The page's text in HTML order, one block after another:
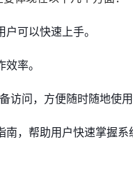
可以快速上手。
率。
访问，方便随时随地使用
，帮助用户快速掌握系